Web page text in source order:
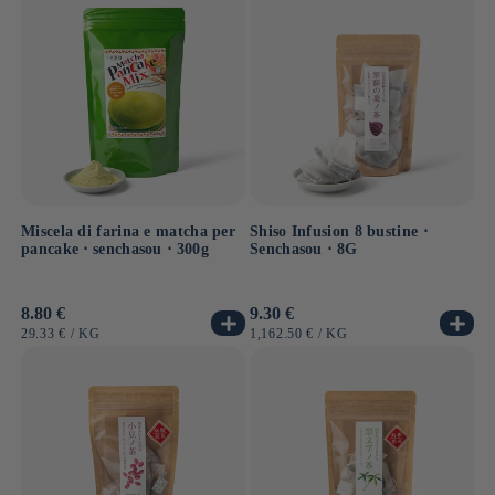
Miscela di farina e matcha per
pancake ⋅ senchasou ⋅ 300g
Prezzo
di
8.80 €
PREZZO
29.33 € / PER
KG
Shiso Infusion 8 bustine ⋅
Senchasou ⋅ 8G
Prezzo
di
9.30 €
PREZZO
1,162.50 € / PER
KG